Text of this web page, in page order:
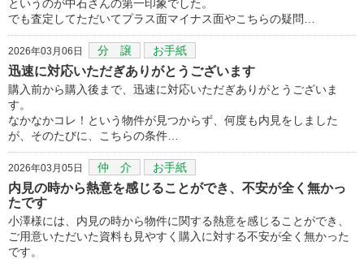
というのが中石さんの第一印象でした。
でも査定してただいてプラス面マイナス面やこちらの疑問…
2026年03月06日 分 譲 お手紙
迅速に対応いただぎありがとうございます
購入前から購入後まで、迅速に対応いただぎありがとうございま
す。
なかなかコレ！という物件が見つからず、何度も内見をしました
が、そのたびに、こちらの条件…
2026年03月05日 仲 介 お手紙
内見の時から熱意を感じることができ、不安が全く無かっ
たです
小澤様には、内見の時から物件に関する熱意を感じることができ、
ご用意いただいた資料も見やすく購入に対する不安が全く無かった
です。